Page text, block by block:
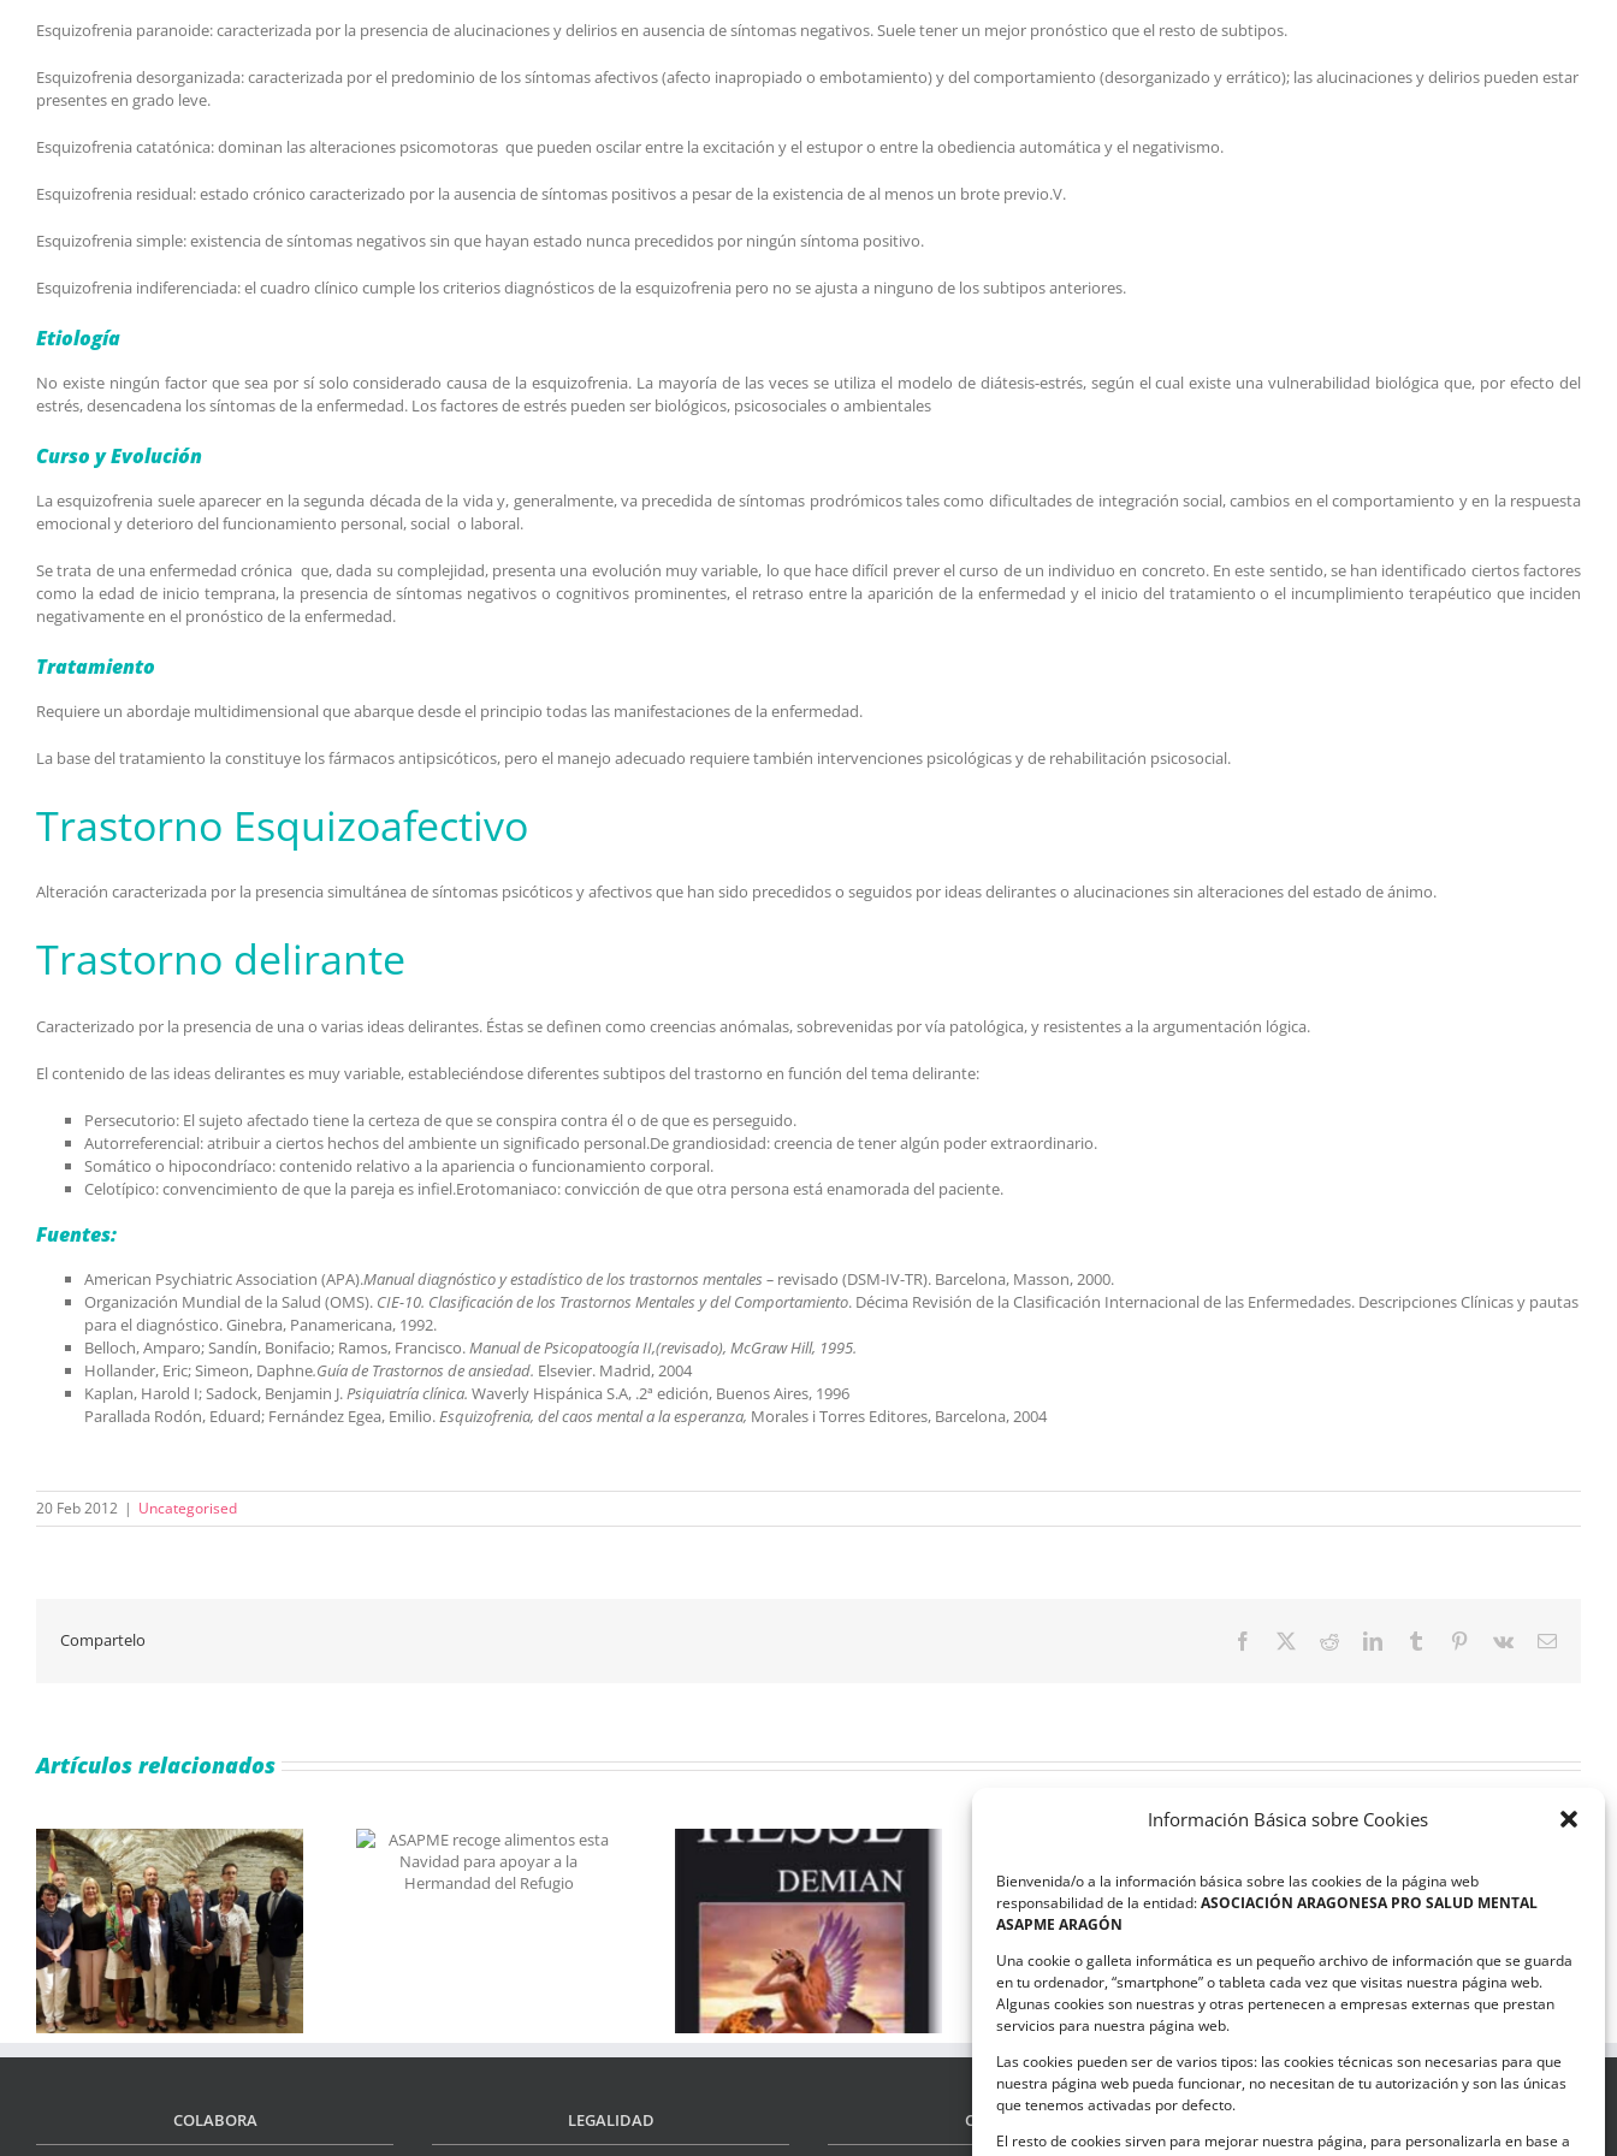
Información Básica sobre Cookies
Bienvenida/o a la información básica sobre las cookies de la página web
responsabilidad de la entidad:ASOCIACIÓN ARAGONESA PRO SALUD MENTAL
ASAPME ARAGÓN
Una cookie o galleta informática es un pequeño archivo de información que se guarda
en tu ordenador, “smartphone” o tableta cada vez que visitas nuestra página web.
Algunas cookies son nuestras y otras pertenecen a empresas externas que prestan
servicios para nuestra página web.
Las cookies pueden ser de varios tipos: las cookies técnicas son necesarias para que
nuestra página web pueda funcionar, no necesitan de tu autorización y son las únicas
que tenemos activadas por defecto.
El resto de cookies sirven para mejorar nuestra página, para personalizarla en base a
Esquizofrenia paranoide: caracterizada por la presencia de alucinaciones y delirios en ausencia de síntomas negativos. Suele tener un mejor pronóstico que el resto de subtipos.
Esquizofrenia desorganizada: caracterizada por el predominio de los síntomas afectivos (afecto inapropiado o embotamiento) y del comportamiento (desorganizado y errático); las alucinaciones y delirios pueden estar
presentes en grado leve.
Esquizofrenia catatónica: dominan las alteraciones psicomotoras que pueden oscilar entre la excitación y el estupor o entre la obediencia automática y el negativismo.
Esquizofrenia residual: estado crónico caracterizado por la ausencia de síntomas positivos a pesar de la existencia de al menos un brote previo.V.
Esquizofrenia simple: existencia de síntomas negativos sin que hayan estado nunca precedidos por ningún síntoma positivo.
Esquizofrenia indiferenciada: el cuadro clínico cumple los criterios diagnósticos de la esquizofrenia pero no se ajusta a ninguno de los subtipos anteriores.
Etiología
No existe ningún factor que sea por sí solo considerado causa de la esquizofrenia. La mayoría de las veces se utiliza el modelo de diátesis-estrés, según el cual existe una vulnerabilidad biológica que, por efecto del
estrés, desencadena los síntomas de la enfermedad. Los factores de estrés pueden ser biológicos, psicosociales o ambientales
Curso y Evolución
La esquizofrenia suele aparecer en la segunda década de la vida y, generalmente, va precedida de síntomas prodrómicos tales como dificultades de integración social, cambios en el comportamiento y en la respuesta
emocional y deterioro del funcionamiento personal, social o laboral.
Se trata de una enfermedad crónica que, dada su complejidad, presenta una evolución muy variable, lo que hace difícil prever el curso de un individuo en concreto. En este sentido, se han identificado ciertos factores
como la edad de inicio temprana, la presencia de síntomas negativos o cognitivos prominentes, el retraso entre la aparición de la enfermedad y el inicio del tratamiento o el incumplimiento terapéutico que inciden
negativamente en el pronóstico de la enfermedad.
Tratamiento
Requiere un abordaje multidimensional que abarque desde el principio todas las manifestaciones de la enfermedad.
La base del tratamiento la constituye los fármacos antipsicóticos, pero el manejo adecuado requiere también intervenciones psicológicas y de rehabilitación psicosocial.
Trastorno Esquizoafectivo
Alteración caracterizada por la presencia simultánea de síntomas psicóticos y afectivos que han sido precedidos o seguidos por ideas delirantes o alucinaciones sin alteraciones del estado de ánimo.
Trastorno delirante
Caracterizado por la presencia de una o varias ideas delirantes. Éstas se definen como creencias anómalas, sobrevenidas por vía patológica, y resistentes a la argumentación lógica.
El contenido de las ideas delirantes es muy variable, estableciéndose diferentes subtipos del trastorno en función del tema delirante:
Persecutorio: El sujeto afectado tiene la certeza de que se conspira contra él o de que es perseguido.
Autorreferencial: atribuir a ciertos hechos del ambiente un significado personal.De grandiosidad: creencia de tener algún poder extraordinario.
Somático o hipocondríaco: contenido relativo a la apariencia o funcionamiento corporal.
Celotípico: convencimiento de que la pareja es infiel.Erotomaniaco: convicción de que otra persona está enamorada del paciente.
Fuentes:
American Psychiatric Association (APA).Manual diagnóstico y estadístico de los trastornos mentales – revisado (DSM-IV-TR). Barcelona, Masson, 2000.
Organización Mundial de la Salud (OMS). CIE-10. Clasificación de los Trastornos Mentales y del Comportamiento. Décima Revisión de la Clasificación Internacional de las Enfermedades. Descripciones Clínicas y pautas
para el diagnóstico. Ginebra, Panamericana, 1992.
Belloch, Amparo; Sandín, Bonifacio; Ramos, Francisco.Manual de Psicopatoogía II,(revisado), McGraw Hill, 1995.
Hollander, Eric; Simeon, Daphne.Guía de Trastornos de ansiedad. Elsevier. Madrid, 2004
Kaplan, Harold I; Sadock, Benjamin J.Psiquiatría clínica. Waverly Hispánica S.A, .2ª edición, Buenos Aires, 1996
Parallada Rodón, Eduard; Fernández Egea, Emilio.Esquizofrenia, del caos mental a la esperanza, Morales i Torres Editores, Barcelona, 2004
20 Feb 2012 | Uncategorised
Compartelo Facebook RedditLinkedInTumblr Pinterest
Vk
Correo
Artículos relacionados
ASAPME recoge alimentos
esta Navidad para apoyar a la
Hermandad del Refugio
Fotografías Ganadoras
Fotográfica
COLABORA LEGALIDAD CONTACTO